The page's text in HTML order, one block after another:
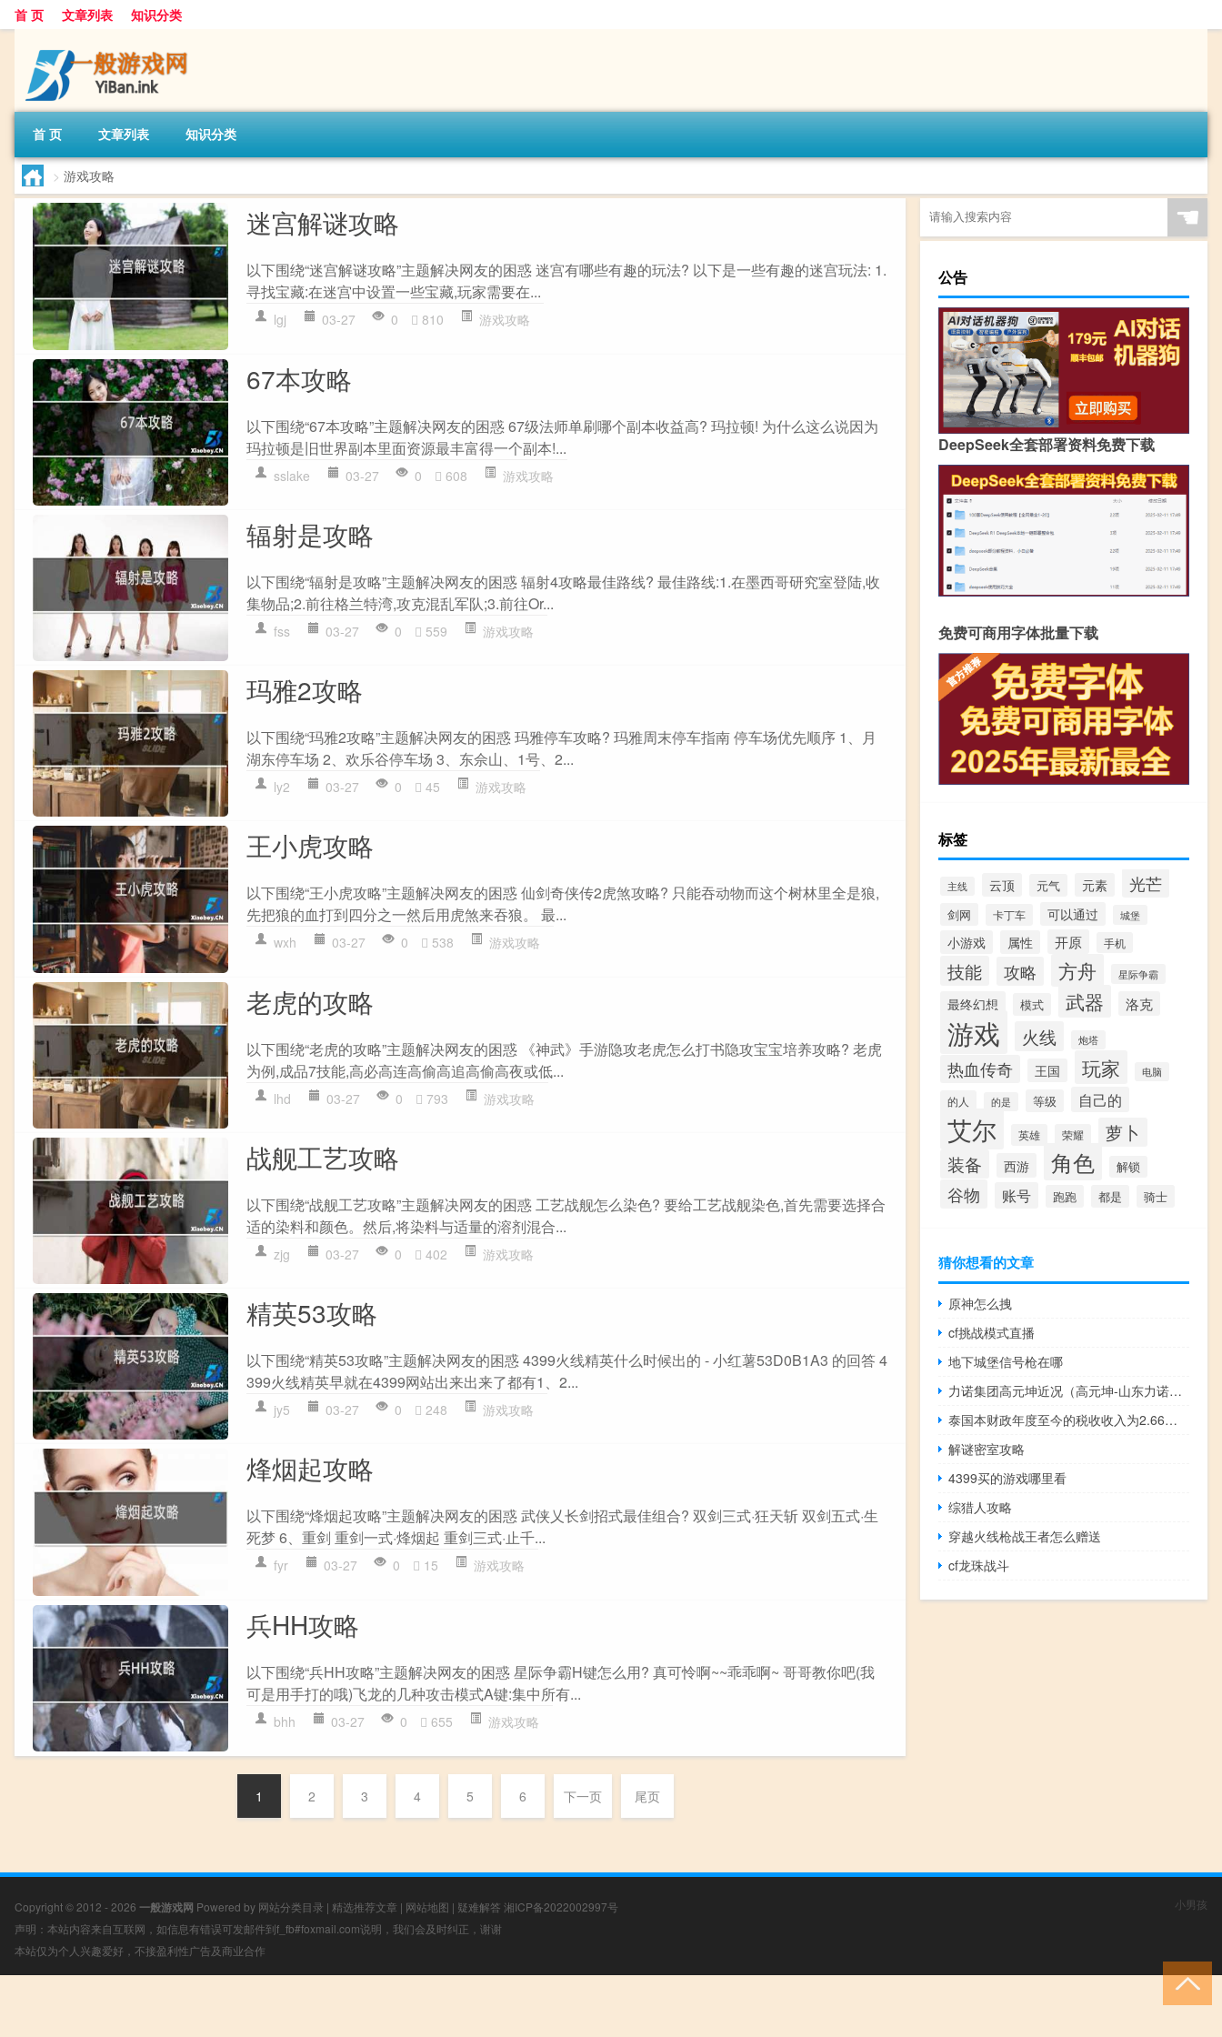
首 页 文章列表 知识分类
首 页 文章列表 知识分类
> 游戏攻略
迷宫解谜攻略
以下围绕“迷宫解谜攻略”主题解决网友的困惑 迷宫有哪些有趣的玩法? 以下是一些有趣的迷宫玩法: 1.
寻找宝藏:在迷宫中设置一些宝藏,玩家需要在...
lgj 03-27 0 810 游戏攻略
67本攻略
以下围绕“67本攻略”主题解决网友的困惑 67级法师单刷哪个副本收益高? 玛拉顿! 为什么这么说因为
玛拉顿是旧世界副本里面资源最丰富得一个副本!...
sslake 03-27 0 608 游戏攻略
辐射是攻略
以下围绕“辐射是攻略”主题解决网友的困惑 辐射4攻略最佳路线? 最佳路线:1.在墨西哥研究室登陆,收
集物品;2.前往格兰特湾,攻克混乱军队;3.前往Or...
fss 03-27 0 559 游戏攻略
玛雅2攻略
以下围绕“玛雅2攻略”主题解决网友的困惑 玛雅停车攻略? 玛雅周末停车指南 停车场优先顺序 1、月
湖东停车场 2、欢乐谷停车场 3、东佘山、1号、2...
ly2 03-27 0 45 游戏攻略
王小虎攻略
以下围绕“王小虎攻略”主题解决网友的困惑 仙剑奇侠传2虎煞攻略? 只能吞动物而这个树林里全是狼,
先把狼的血打到四分之一然后用虎煞来吞狼。 最...
wxh 03-27 0 538 游戏攻略
老虎的攻略
以下围绕“老虎的攻略”主题解决网友的困惑 《神武》手游隐攻老虎怎么打书隐攻宝宝培养攻略? 老虎
为例,成品7技能,高必高连高偷高追高偷高夜或低...
lhd 03-27 0 793 游戏攻略
战舰工艺攻略
以下围绕“战舰工艺攻略”主题解决网友的困惑 工艺战舰怎么染色? 要给工艺战舰染色,首先需要选择合
适的染料和颜色。然后,将染料与适量的溶剂混合...
zjg 03-27 0 402 游戏攻略
精英53攻略
以下围绕“精英53攻略”主题解决网友的困惑 4399火线精英什么时候出的 - 小红薯53D0B1A3 的回答 4
399火线精英早就在4399网站出来出来了都有1、2...
jy5 03-27 0 248 游戏攻略
烽烟起攻略
以下围绕“烽烟起攻略”主题解决网友的困惑 武侠乂长剑招式最佳组合? 双剑三式·狂天斩 双剑五式·生
死梦 6、重剑 重剑一式·烽烟起 重剑三式·止千...
fyr 03-27 0 15 游戏攻略
兵HH攻略
以下围绕“兵HH攻略”主题解决网友的困惑 星际争霸H键怎么用? 真可怜啊~~乖乖啊~ 哥哥教你吧(我
可是用手打的哦)飞龙的几种攻击模式A键:集中所有...
bhh 03-27 0 655 游戏攻略
1 2 3 4 5 6 下一页 尾页
☚
公告
DeepSeek全套部署资料免费下载
免费可商用字体批量下载
标签
主线 云顶 元气 元素 光芒
剑网 卡丁车 可以通过 城堡
小游戏 属性 开原 手机
技能 攻略 方舟 星际争霸
最终幻想 模式 武器 洛克
游戏 火线 炮塔
热血传奇 王国 玩家 电脑
的人 的是 等级 自己的
艾尔 英雄 荣耀
萝卜
装备
西游 角色 解锁
谷物 账号 跑跑 都是 骑士
猜你想看的文章
原神怎么拽
cf挑战模式直播
地下城堡信号枪在哪
力诺集团高元坤近况（高元坤-山东力诺集团有限公司总裁兼董事长介绍）
泰国本财政年度至今的税收收入为2.66万亿泰铢同比增长5.3%
解谜密室攻略
4399买的游戏哪里看
综猎人攻略
穿越火线枪战王者怎么赠送
cf龙珠战斗
Copyright © 2012 - 2026 一般游戏网 Powered by 网站分类目录 | 精选推荐文章 | 网站地图 | 疑难解答 湘ICP备2022002997号
声明：本站内容来自互联网，如信息有错误可发邮件到f_fb#foxmail.com说明，我们会及时纠正，谢谢
本站仅为个人兴趣爱好，不接盈利性广告及商业合作
小男孩